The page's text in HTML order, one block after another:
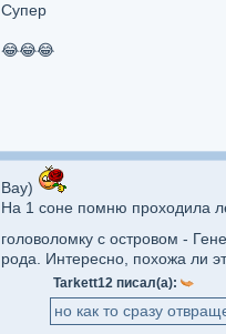
Супер
😂😂😂
Вау)
На 1 соне помню проходила
головоломку с островом -
рода. Интересно, похожа ли
Tarkett12 писал(а):
но как то сразу